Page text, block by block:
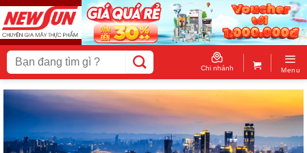
Skip
to
content
Tìm
kiếm:
Chi nhánh Menu